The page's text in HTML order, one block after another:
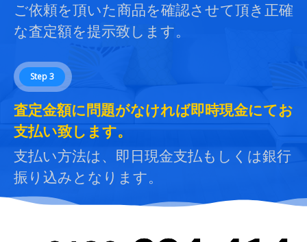
ご依頼を頂いた商品を確認させて頂き正確
な査定額を提示致します。
Step 3
査定金額に問題がなければ即時現金にてお
支払い致します。
支払い方法は、即日現金支払もしくは銀行
振り込みとなります。